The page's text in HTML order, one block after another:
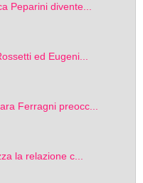
Peparini divente...
ed Eugeni...
Ferragni preocc...
la relazione c...